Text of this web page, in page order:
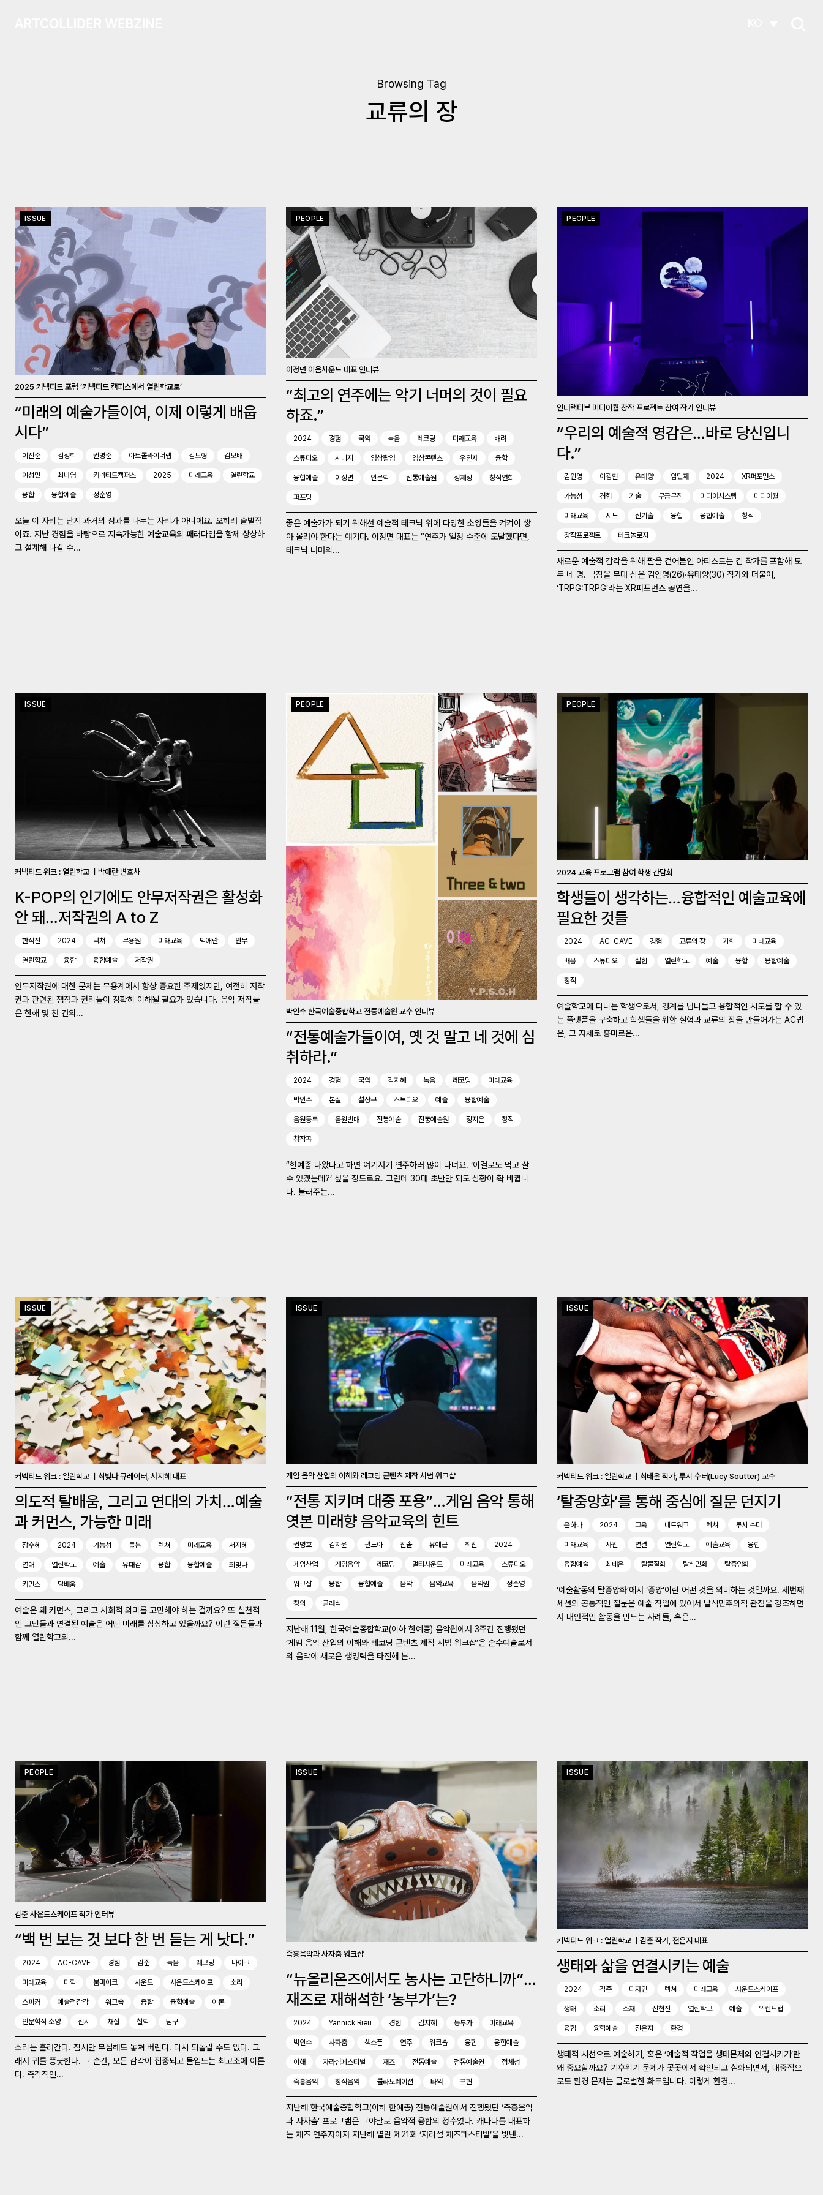
Browsing Tag
교류의 장
ISSUE
2025 커넥티드 포럼 ‘커넥티드 캠퍼스에서 열린학교로’
“미래의 예술가들이여, 이제 이렇게 배웁
시다”
이진준 김성희 권병준 아트콜라이더랩 김보형 김보배
이성민 최나영 커넥티드캠퍼스 2025 미래교육 열린학교
융합 융합예술 정순영
오늘 이 자리는 단지 과거의 성과를 나누는 자리가 아니에요. 오히려 출발점
이죠. 지난 경험을 바탕으로 지속가능한 예술교육의 패러다임을 함께 상상하
고 설계해 나갈 수...
PEOPLE
이정면 이음사운드 대표 인터뷰
“최고의 연주에는 악기 너머의 것이 필요
하죠.”
2024 경험 국악 녹음 레코딩 미래교육 배려
스튜디오 시너지 영상촬영 영상콘텐츠 우인제 융합
융합예술 이정면 인문학 전통예술원 정체성 창작연희
퍼포밍
좋은 예술가가 되기 위해선 예술적 테크닉 위에 다양한 소양들을 켜켜이 쌓
아 올려야 한다는 얘기다. 이정면 대표는 “연주가 일정 수준에 도달했다면,
테크닉 너머의...
PEOPLE
인터랙티브 미디어월 창작 프로젝트 참여 작가 인터뷰
“우리의 예술적 영감은…바로 당신입니
다.”
김인영 이광현 유태양 임민재 2024 XR퍼포먼스
가능성 경험 기술 무궁무진 미디어시스템 미디어월
미래교육 시도 신기술 융합 융합예술 창작
창작프로젝트 테크놀로지
새로운 예술적 감각을 위해 팔을 걷어붙인 아티스트는 김 작가를 포함해 모
두 네 명. 극장을 무대 삼은 김인영(26)‧유태양(30) 작가와 더불어,
‘TRPG:TRPG’라는 XR퍼포먼스 공연을...
ISSUE
커넥티드 위크 : 열린학교 ㅣ박애란 변호사
K-POP의 인기에도 안무저작권은 활성화
안 돼…저작권의 A to Z
한석진 2024 렉쳐 무용원 미래교육 박애란 안무
열린학교 융합 융합예술 저작권
안무저작권에 대한 문제는 무용계에서 항상 중요한 주제였지만, 여전히 저작
권과 관련된 쟁점과 권리들이 정확히 이해될 필요가 있습니다. 음악 저작물
은 한해 몇 천 건의...
PEOPLE
박인수 한국예술종합학교 전통예술원 교수 인터뷰
“전통예술가들이여, 옛 것 말고 네 것에 심
취하라.”
2024 경험 국악 김지혜 녹음 레코딩 미래교육
박인수 본질 설장구 스튜디오 예술 융합예술
음원등록 음원발매 전통예술 전통예술원 정지은 창작
창작곡
“한예종 나왔다고 하면 여기저기 연주하러 많이 다녀요. ‘이걸로도 먹고 살
수 있겠는데?’ 싶을 정도로요. 그런데 30대 초반만 되도 상황이 확 바뀝니
다. 불러주는...
PEOPLE
2024 교육 프로그램 참여 학생 간담회
학생들이 생각하는…융합적인 예술교육에
필요한 것들
2024 AC-CAVE 경험 교류의 장 기회 미래교육
배움 스튜디오 실험 열린학교 예술 융합 융합예술
창작
예술학교에 다니는 학생으로서, 경계를 넘나들고 융합적인 시도를 할 수 있
는 플랫폼을 구축하고 학생들을 위한 실험과 교류의 장을 만들어가는 AC랩
은, 그 자체로 흥미로운...
ISSUE
커넥티드 위크 : 열린학교 ㅣ최빛나 큐레이터, 서지혜 대표
의도적 탈배움, 그리고 연대의 가치…예술
과 커먼스, 가능한 미래
장수혜 2024 가능성 돌봄 렉쳐 미래교육 서지혜
연대 열린학교 예술 유대감 융합 융합예술 최빛나
커먼스 탈배움
예술은 왜 커먼스, 그리고 사회적 의미를 고민해야 하는 걸까요? 또 실천적
인 고민들과 연결된 예술은 어떤 미래를 상상하고 있을까요? 이런 질문들과
함께 열린학교의...
ISSUE
게임 음악 산업의 이해와 레코딩 콘텐츠 제작 시범 워크샵
“전통 지키며 대중 포용”…게임 음악 통해
엿본 미래향 음악교육의 힌트
권병호 김지윤 편도아 진솔 유예근 최진 2024
게임산업 게임음악 레코딩 멀티사운드 미래교육 스튜디오
워크샵 융합 융합예술 음악 음악교육 음악원 정순영
창의 클래식
지난해 11월, 한국예술종합학교(이하 한예종) 음악원에서 3주간 진행됐던
‘게임 음악 산업의 이해와 레코딩 콘텐츠 제작 시범 워크샵’은 순수예술로서
의 음악에 새로운 생명력을 타진해 본...
ISSUE
커넥티드 위크 : 열린학교 ㅣ최태윤 작가, 루시 수터(Lucy Soutter) 교수
‘탈중앙화’를 통해 중심에 질문 던지기
윤하나 2024 교육 네트워크 렉쳐 루시 수터
미래교육 사진 연결 열린학교 예술교육 융합
융합예술 최태윤 탈물질화 탈식민화 탈중앙화
‘예술활동의 탈중앙화’에서 ‘중앙’이란 어떤 것을 의미하는 것일까요. 세번째
세션의 공통적인 질문은 예술 작업에 있어서 탈식민주의적 관점을 강조하면
서 대안적인 활동을 만드는 사례들, 혹은...
PEOPLE
김준 사운드스케이프 작가 인터뷰
“백 번 보는 것 보다 한 번 듣는 게 낫다.”
2024 AC-CAVE 경험 김준 녹음 레코딩 마이크
미래교육 미학 붐마이크 사운드 사운드스케이프 소리
스피커 예술적감각 워크숍 융합 융합예술 이론
인문학적 소양 전시 채집 철학 탐구
소리는 흘러간다. 잠시만 무심해도 놓쳐 버린다. 다시 되돌릴 수도 없다. 그
래서 귀를 쫑긋한다. 그 순간, 모든 감각이 집중되고 몰입도는 최고조에 이른
다. 즉각적인...
ISSUE
즉흥음악과 사자춤 워크샵
“뉴올리온즈에서도 농사는 고단하니까”…
재즈로 재해석한 ‘농부가’는?
2024 Yannick Rieu 경험 김지혜 농부가 미래교육
박인수 사자춤 색소폰 연주 워크숍 융합 융합예술
이해 자라섬페스티벌 재즈 전통예술 전통예술원 정체성
즉흥음악 창작음악 콜라보레이션 타악 표현
지난해 한국예술종합학교(이하 한예종) 전통예술원에서 진행됐던 ‘즉흥음악
과 사자춤’ 프로그램은 그야말로 음악적 융합의 정수였다. 캐나다를 대표하
는 재즈 연주자이자 지난해 열린 제21회 ‘자라섬 재즈페스티벌’을 빛낸...
ISSUE
커넥티드 위크 : 열린학교 ㅣ김준 작가, 전은지 대표
생태와 삶을 연결시키는 예술
2024 김준 디자인 렉쳐 미래교육 사운드스케이프
생태 소리 소재 신현진 열린학교 예술 위켄드랩
융합 융합예술 전은지 환경
생태적 시선으로 예술하기, 혹은 ‘예술적 작업을 생태문제와 연결시키기’란
왜 중요할까요? 기후위기 문제가 곳곳에서 확인되고 심화되면서, 대중적으
로도 환경 문제는 글로벌한 화두입니다. 이렇게 환경...